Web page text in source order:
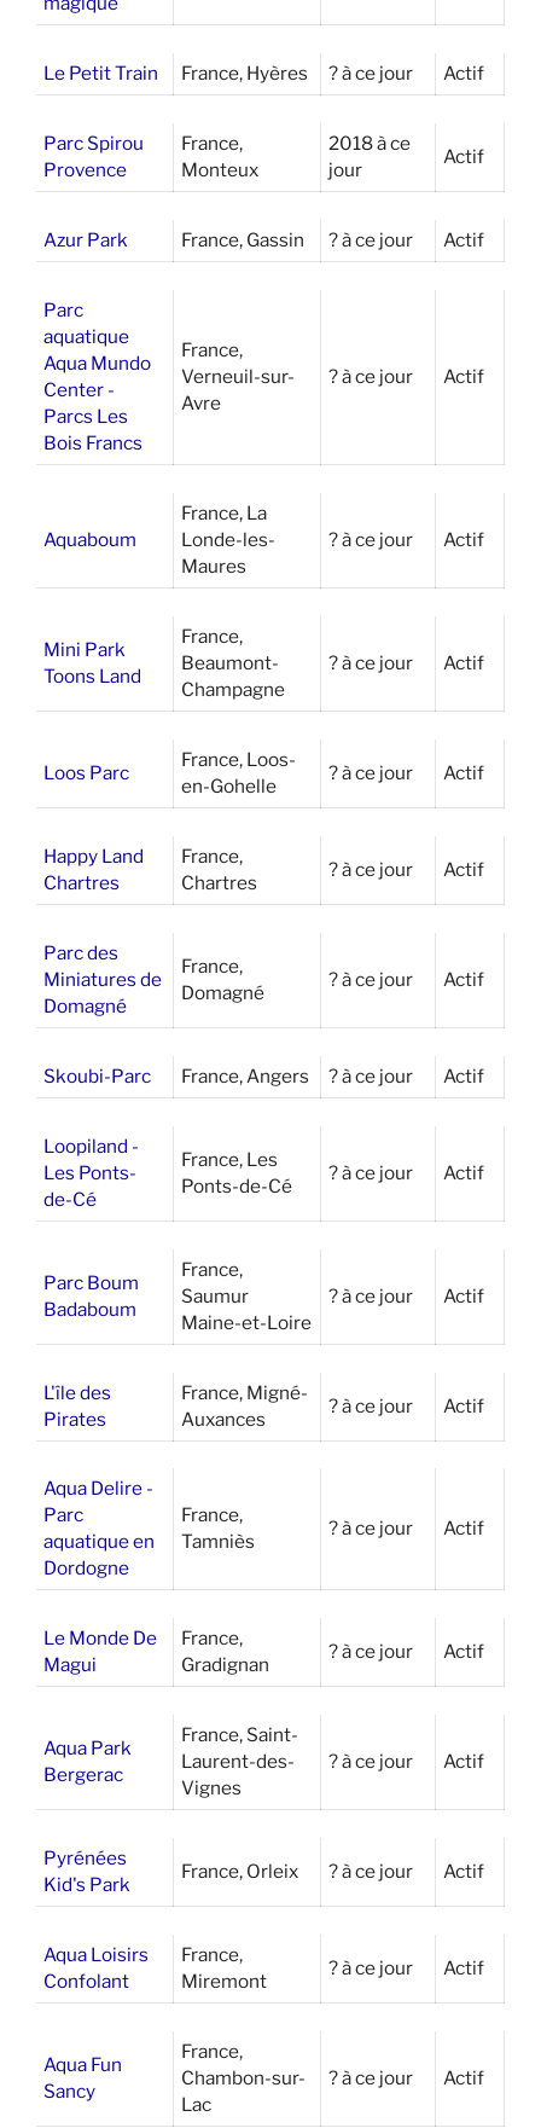
Le Petit Train France, Hyères ? à ce jour Actif
Parc Spirou
Provence
France,
Monteux
2018 à ce
jour
Actif
Azur Park France, Gassin ? à ce jour Actif
Parc
aquatique
Aqua Mundo
Center -
Parcs Les
Bois Francs
France,
Verneuil-sur-
Avre
? à ce jour Actif
Aquaboum
France, La
Londe-les-
Maures
? à ce jour Actif
Mini Park
Toons Land
France,
Beaumont-
Champagne
? à ce jour Actif
Loos Parc
France, Loos-
en-Gohelle
? à ce jour Actif
Happy Land
Chartres
France,
Chartres
? à ce jour Actif
Parc des
Miniatures de
Domagné
France,
Domagné
? à ce jour Actif
Skoubi-Parc France, Angers ? à ce jour Actif
Loopiland -
Les Ponts-
de-Cé
France, Les
Ponts-de-Cé
? à ce jour Actif
Parc Boum
Badaboum
France,
Saumur
Maine-et-Loire
? à ce jour Actif
L'île des
Pirates
France, Migné-
Auxances
? à ce jour Actif
Aqua Delire -
Parc
aquatique en
Dordogne
France,
Tamniès
? à ce jour Actif
Le Monde De
Magui
France,
Gradignan
? à ce jour Actif
Aqua Park
Bergerac
France, Saint-
Laurent-des-
Vignes
? à ce jour Actif
Pyrénées
Kid's Park
France, Orleix ? à ce jour Actif
Aqua Loisirs
Confolant
France,
Miremont
? à ce jour Actif
Aqua Fun
Sancy
France,
Chambon-sur-
Lac
? à ce jour Actif